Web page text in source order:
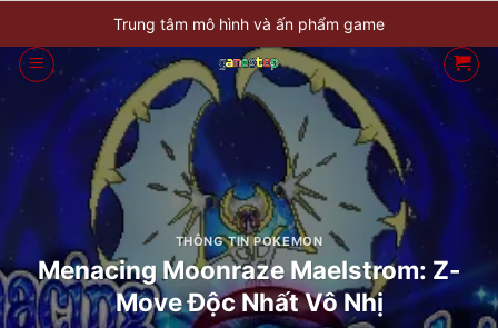
qua
nội
Trung tâm mô hình và ấn phẩm game
THÔNG TIN POKEMON
Menacing Moonraze Maelstrom: Z-
Move Độc Nhất Vô Nhị